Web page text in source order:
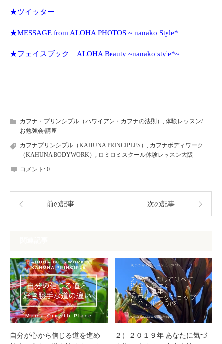
★ツイッター
★MESSAGE from ALOHA PHOTOS ~ nanako Style*
★フェイスブック ALOHA Beauty ~nanako style*~
カフナ・プリンシプル（ハワイアン・カフナの法則）
体験レッスン/
お勉強会/講座
カフナプリンシプル（KAHUNA PRINCIPLES）
カフナボディワーク
（KAHUNA BODYWORK）
ロミロミスクール体験レッスン大阪
コメント: 0
前の記事 次の記事
自分が心から信じる道を進め
２）２０１９年 あなたに気づ